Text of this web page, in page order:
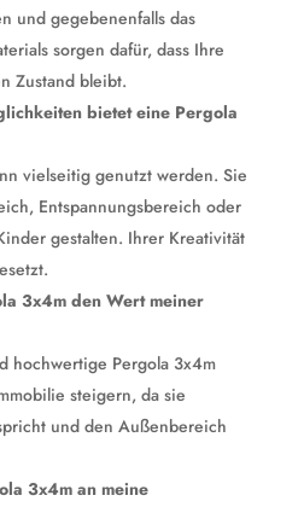
und gegebenenfalls das
sorgen dafür, dass Ihre
Zustand bleibt.
bietet eine Pergola
vielseitig genutzt werden. Sie
Entspannungsbereich oder
gestalten. Ihrer Kreativität
3x4m den Wert meiner
hochwertige Pergola 3x4m
steigern, da sie
und den Außenbereich
3x4m an meine